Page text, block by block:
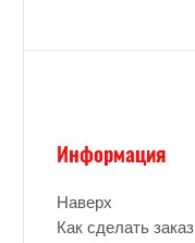
Информация
Наверх
Как сделать заказ